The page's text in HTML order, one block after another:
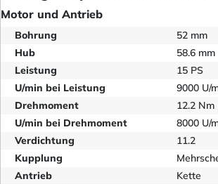
Motor und Antrieb
Bohrung
52 mm
Hub
58.6 mm
Leistung
15 PS
U/min bei Leistung
9000 U/
Drehmoment
12.2 Nm
U/min bei Drehmoment
8000 U/
Verdichtung
11.2
Kupplung
Antrieb
Kette